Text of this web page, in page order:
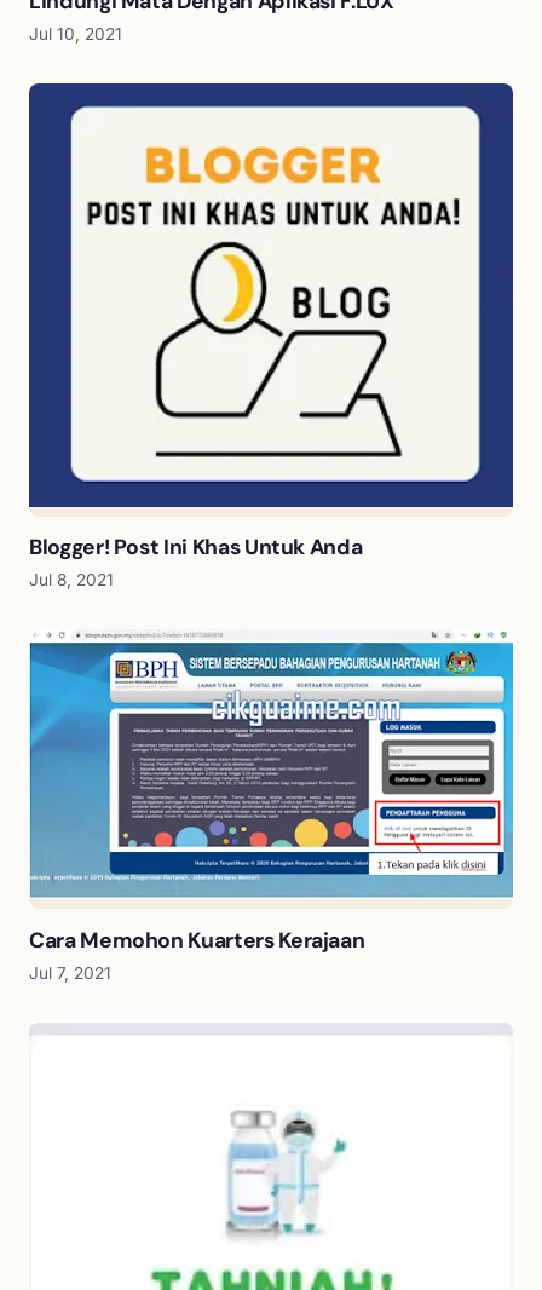
Jul 10, 2021
Blogger! Post Ini Khas Untuk Anda
Jul 8, 2021
Cara Memohon Kuarters Kerajaan
Jul 7, 2021